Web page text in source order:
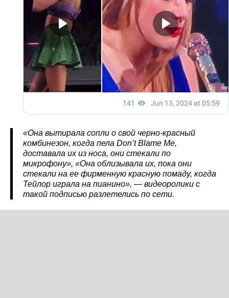
«Она вытирала сопли о свой черно-красный
комбинезон, когда пела Don’t Blame Me,
доставала их из носа, они стекали по
микрофону», «Она облизывала их, пока они
стекали на ее фирменную красную помаду, когда
Тейлор играла на пианино», — видеоролики с
такой подписью разлетелись по сети.